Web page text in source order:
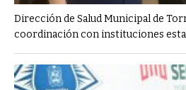
Dirección de Salud Municipal de
coordinación con instituciones